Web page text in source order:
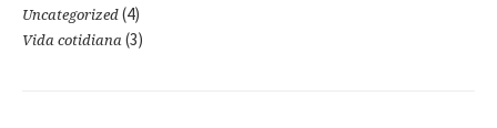
Uncategorized (4)
Vida cotidiana (3)